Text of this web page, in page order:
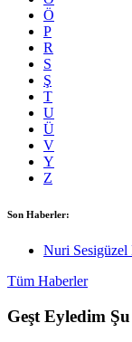
Ö
P
R
S
Ş
T
U
Ü
V
Y
Z
Son Haberler:
Nuri Sesigüzel
Tüm Haberler
Geşt Eyledim